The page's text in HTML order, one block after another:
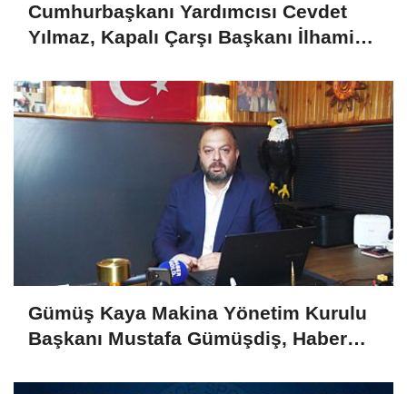
Cumhurbaşkanı Yardımcısı Cevdet
Yılmaz, Kapalı Çarşı Başkanı İlhami
Gümüş Kaya Makina Yönetim Kurulu
Başkanı Mustafa Gümüşdiş, Haber